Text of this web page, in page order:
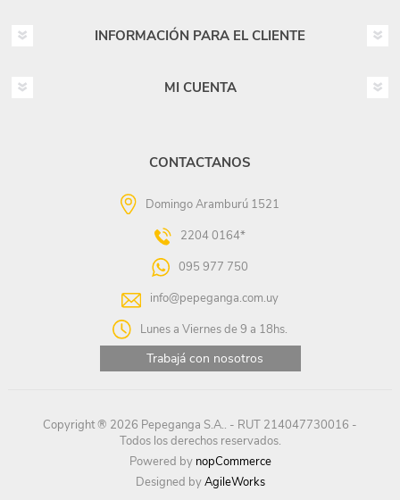
INFORMACIÓN PARA EL CLIENTE
MI CUENTA
CONTACTANOS
Domingo Aramburú 1521
2204 0164*
095 977 750
info@pepeganga.com.uy
Lunes a Viernes de 9 a 18hs.
Trabajá con nosotros
Copyright ® 2026 Pepeganga S.A.. - RUT 214047730016 -
Todos los derechos reservados.
Powered by nopCommerce
Designed byAgileWorks